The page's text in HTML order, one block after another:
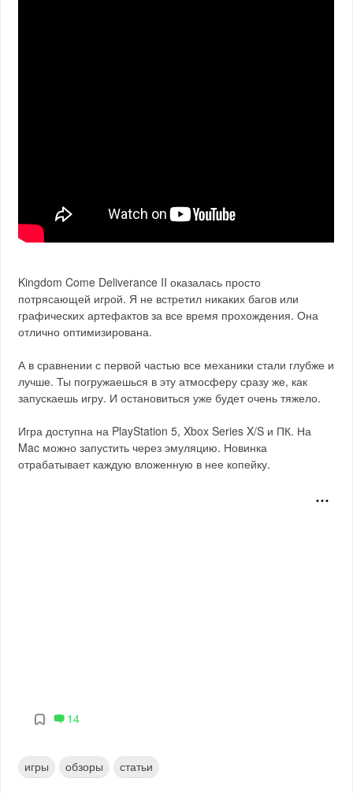
Kingdom Come Deliverance II оказалась просто
потрясающей игрой. Я не встретил никаких багов или
графических артефактов за все время прохождения. Она
отлично оптимизирована.
А в сравнении с первой частью все механики стали глубже и
лучше. Ты погружаешься в эту атмосферу сразу же, как
запускаешь игру. И остановиться уже будет очень тяжело.
Игра доступна на PlayStation 5, Xbox Series X/S и ПК. На
Mac можно запустить через эмуляцию. Новинка
отрабатывает каждую вложенную в нее копейку.
14
игры обзоры статьи